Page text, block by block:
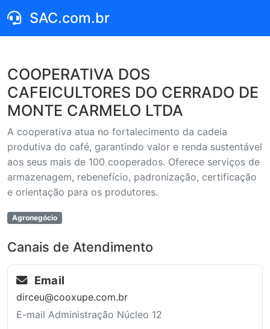
SAC.com.br
COOPERATIVA DOS
CAFEICULTORES DO CERRADO DE
MONTE CARMELO LTDA
A cooperativa atua no fortalecimento da cadeia
produtiva do café, garantindo valor e renda sustentável
aos seus mais de 100 cooperados. Oferece serviços de
armazenagem, rebenefício, padronização, certificação
e orientação para os produtores.
Agronegócio
Canais de Atendimento
Email
dirceu@cooxupe.com.br
E-mail Administração Núcleo 12